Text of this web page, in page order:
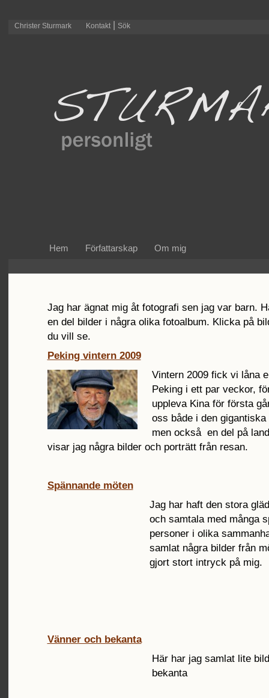
Christer Sturmark Kontakt| Sök
Hem Författarskap Om mig
Jag har ägnat mig åt fotografi sen jag var barn.
en del bilder i några olika fotoalbum. Klicka på
du vill se.
Peking vintern 2009
Vintern 2009 fick vi låna
Peking i ett par veckor,
uppleva Kina för första
oss både i den
men också en del på
visar jag några bilder och porträtt från resan.
Spännande möten
Jag har haft den stora
och samtala med många
personer i olika
samlat några bilder från
gjort stort intryck på mig.
Vänner och bekanta
Här har jag samlat lite
bekanta